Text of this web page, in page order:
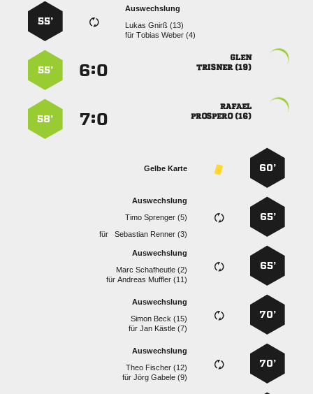
Auswechslung
  
für  
55’

 
:
55’

 
:
58’
60’
Gelbe Karte
65’
Auswechslung
  
für
  
65’
Auswechslung
  
für  
70’
Auswechslung
  
für  
70’
Auswechslung
  
für  